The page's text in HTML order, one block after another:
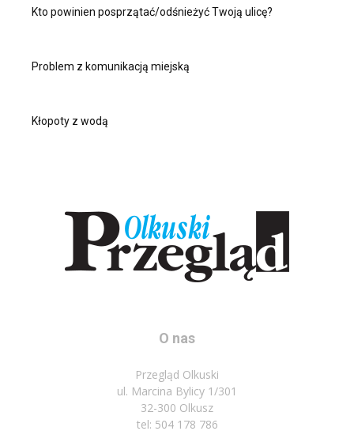
Kto powinien posprzątać/odśnieżyć Twoją ulicę?
Problem z komunikacją miejską
Kłopoty z wodą
O nas
Przegląd Olkuski
ul. Marcina Bylicy 1/301
32-300 Olkusz
tel: 504 178 786